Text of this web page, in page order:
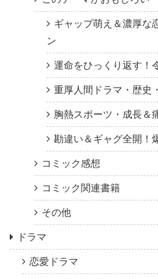
ギャップ萌え＆濃厚な
ン
運命をひっくり返す！
重厚人間ドラマ・歴史
胸熱スポーツ・成長＆
勘違い＆ギャグ全開！
コミック感想
コミック関連書籍
その他
ドラマ
恋愛ドラマ